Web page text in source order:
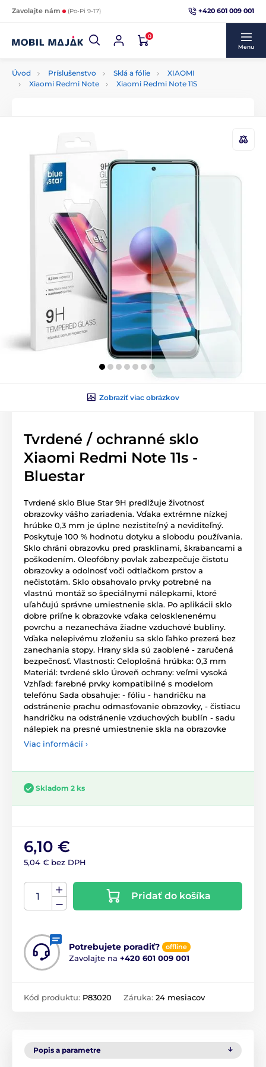
Zavolajte nám (Po-Pi 9-17) +420 601 009 001
0
Menu
Úvod Príslušenstvo Sklá a fólie
XIAOMI
Xiaomi Redmi Note
Xiaomi Redmi Note 11S
Zobraziť viac obrázkov
Tvrdené / ochranné sklo
Xiaomi Redmi Note 11s -
Bluestar
Tvrdené sklo Blue Star 9H predlžuje životnosť
obrazovky vášho zariadenia. Vďaka extrémne nízkej
hrúbke 0,3 mm je úplne nezistiteľný a neviditeľný.
Poskytuje 100 % hodnotu dotyku a slobodu používania.
Sklo chráni obrazovku pred prasklinami, škrabancami a
poškodením. Oleofóbny povlak zabezpečuje čistotu
obrazovky a odolnosť voči odtlačkom prstov a
nečistotám. Sklo obsahovalo prvky potrebné na
vlastnú montáž so špeciálnymi nálepkami, ktoré
uľahčujú správne umiestnenie skla. Po aplikácii sklo
dobre priľne k obrazovke vďaka celosklenenému
povrchu a nezanecháva žiadne vzduchové bubliny.
Vďaka nelepivému zloženiu sa sklo ľahko prezerá bez
zanechania stopy. Hrany skla sú zaoblené - zaručená
bezpečnosť. Vlastnosti: Celoplošná hrúbka: 0,3 mm
Materiál: tvrdené sklo Úroveň ochrany: veľmi vysoká
Vzhľad: farebné prvky kompatibilné s modelom
telefónu Sada obsahuje: - fóliu - handričku na
odstránenie prachu odmasťovanie obrazovky, - čistiacu
handričku na odstránenie vzduchových bublín - sadu
nálepiek na presné umiestnenie skla na obrazovke
Viac informácií ›
Skladom 2 ks
6,10 €
5,04 € bez DPH
Pridať do košíka
Potrebujete poradiť? offline
Zavolajte na +420 601 009 001
Kód produktu: P83020 Záruka: 24 mesiacov
Popis a parametre